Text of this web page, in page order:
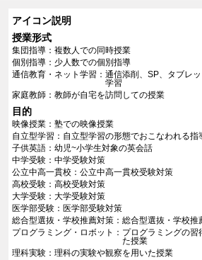
アイコン説明
授業形式
集団指導
複数人での同時授業
個別指導
少人数での個別指導
通信教育・ネット学習
通信添削、SP、タブレ
学習
家庭教師
教師が自宅を訪問しての授業
目的
映像授業
塾での映像授業
自立型学習
自立型学習の形態でおこなわれる指
子供英語
幼児~小学生対象の英会話
中学受験
中学受験対策
公立中高一貫校
公立中高一貫校受験対策
高校受験
高校受験対策
大学受験
大学受験対策
医学部受験
医学部受験対策
総合型選抜・学校推薦対策
総合型選抜・学校推
プログラミング・ロボット
プログラミングの習
た授業
理科実験
理科の実験や観察を用いた授業